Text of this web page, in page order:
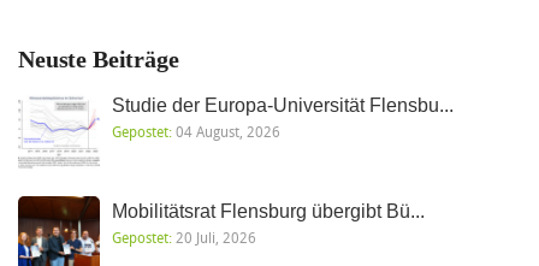
Neuste Beiträge
Studie der Europa-Universität Flensbu...
Gepostet:04 August, 2026
Mobilitätsrat Flensburg übergibt Bü...
Gepostet:20 Juli, 2026